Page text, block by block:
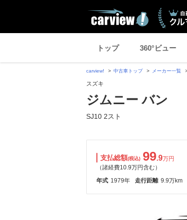
トップ 360°ビュー
carview! 中古車トップ メーカー一覧
スズキ
ジムニー バン
SJ10 2スト
支払総額(税込) 99.9万円
（諸経費10.9万円含む）
年式 1979年 走行距離 9.9万km